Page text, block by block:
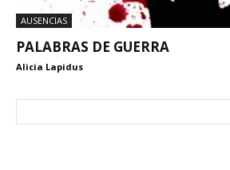
AUSENCIAS
PALABRAS DE GUERRA
Alicia Lapidus